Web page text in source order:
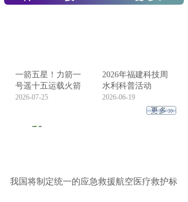
一箭五星！力箭一
号遥十五运载火箭
2026-07-25
2026年福建科技周
水利科普活动
2026-06-19
我国将制定统一的应急救援航空医疗救护标